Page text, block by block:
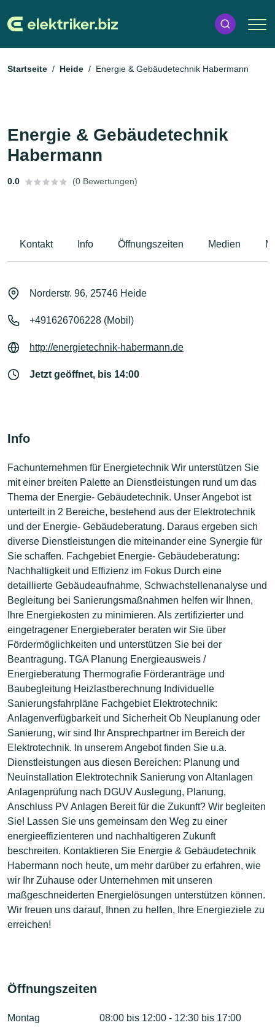
Startseite Heide Energie & Gebäudetechnik Habermann
Energie & Gebäudetechnik
Habermann
0.0 (0 Bewertungen)
Kontakt Info Öffnungszeiten Medien
Norderstr. 96, 25746 Heide
+491626706228 (Mobil)
http://energietechnik-habermann.de
Jetzt geöffnet, bis 14:00
Info
Fachunternehmen für Energietechnik Wir unterstützen Sie
mit einer breiten Palette an Dienstleistungen rund um das
Thema der Energie- Gebäudetechnik. Unser Angebot ist
unterteilt in 2 Bereiche, bestehend aus der Elektrotechnik
und der Energie- Gebäudeberatung. Daraus ergeben sich
diverse Dienstleistungen die miteinander eine Synergie für
Sie schaffen. Fachgebiet Energie- Gebäudeberatung:
Nachhaltigkeit und Effizienz im Fokus Durch eine
detaillierte Gebäudeaufnahme, Schwachstellenanalyse und
Begleitung bei Sanierungsmaßnahmen helfen wir Ihnen,
Ihre Energiekosten zu minimieren. Als zertifizierter und
eingetragener Energieberater beraten wir Sie über
Fördermöglichkeiten und unterstützen Sie bei der
Beantragung. TGA Planung Energieausweis /
Energieberatung Thermografie Förderanträge und
Baubegleitung Heizlastberechnung Individuelle
Sanierungsfahrpläne Fachgebiet Elektrotechnik:
Anlagenverfügbarkeit und Sicherheit Ob Neuplanung oder
Sanierung, wir sind Ihr Ansprechpartner im Bereich der
Elektrotechnik. In unserem Angebot finden Sie u.a.
Dienstleistungen aus diesen Bereichen: Planung und
Neuinstallation Elektrotechnik Sanierung von Altanlagen
Anlagenprüfung nach DGUV Auslegung, Planung,
Anschluss PV Anlagen Bereit für die Zukunft? Wir begleiten
Sie! Lassen Sie uns gemeinsam den Weg zu einer
energieeffizienteren und nachhaltigeren Zukunft
beschreiten. Kontaktieren Sie Energie & Gebäudetechnik
Habermann noch heute, um mehr darüber zu erfahren, wie
wir Ihr Zuhause oder Unternehmen mit unseren
maßgeschneiderten Energielösungen unterstützen können.
Wir freuen uns darauf, Ihnen zu helfen, Ihre Energieziele zu
erreichen!
Öffnungszeiten
Montag 08:00 bis 12:00 - 12:30 bis 17:00